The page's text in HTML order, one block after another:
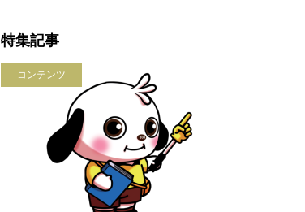
特集記事
コンテンツ